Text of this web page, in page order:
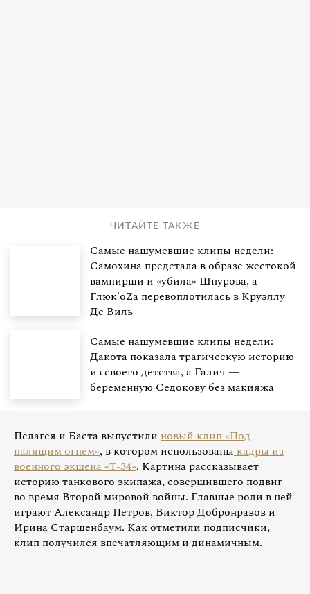
ЧИТАЙТЕ ТАКЖЕ
Самые нашумевшие клипы недели:
Самохина предстала в образе жестокой
вампирши и «убила» Шнурова, а
Глюк'oZa перевоплотилась в Круэллу
Де Виль
Самые нашумевшие клипы недели:
Дакота показала трагическую историю
из своего детства, а Галич —
беременную Седокову без макияжа
Пелагея и Баста выпустили новый клип «Под
палящим огнем», в котором использованыкадры из
военного экшена «Т-34». Картина рассказывает
историю танкового экипажа, совершившего подвиг
во время Второй мировой войны. Главные роли в ней
играют Александр Петров, Виктор Добронравов и
Ирина Старшенбаум. Как отметили подписчики,
клип получился впечатляющим и динамичным.